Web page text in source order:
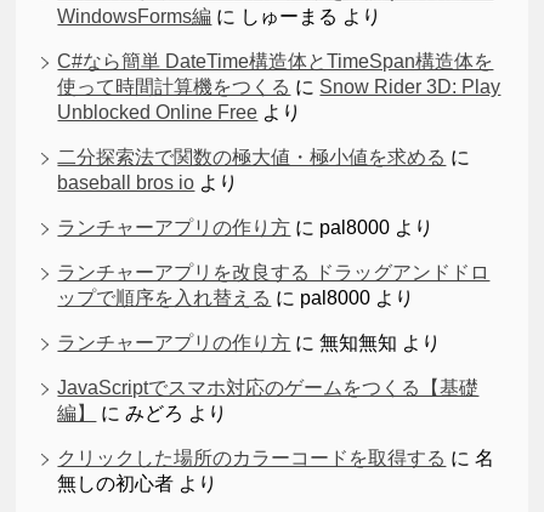
WindowsForms編 に しゅーまる より
C#なら簡単 DateTime構造体とTimeSpan構造体を
使って時間計算機をつくる に Snow Rider 3D: Play
Unblocked Online Free より
二分探索法で関数の極大値・極小値を求める に
baseball bros io より
ランチャーアプリの作り方 に pal8000 より
ランチャーアプリを改良する ドラッグアンドドロ
ップで順序を入れ替える に pal8000 より
ランチャーアプリの作り方 に無知無知 より
JavaScriptでスマホ対応のゲームをつくる【基礎
編】
にみどろ より
クリックした場所のカラーコードを取得する に名
無しの初心者 より